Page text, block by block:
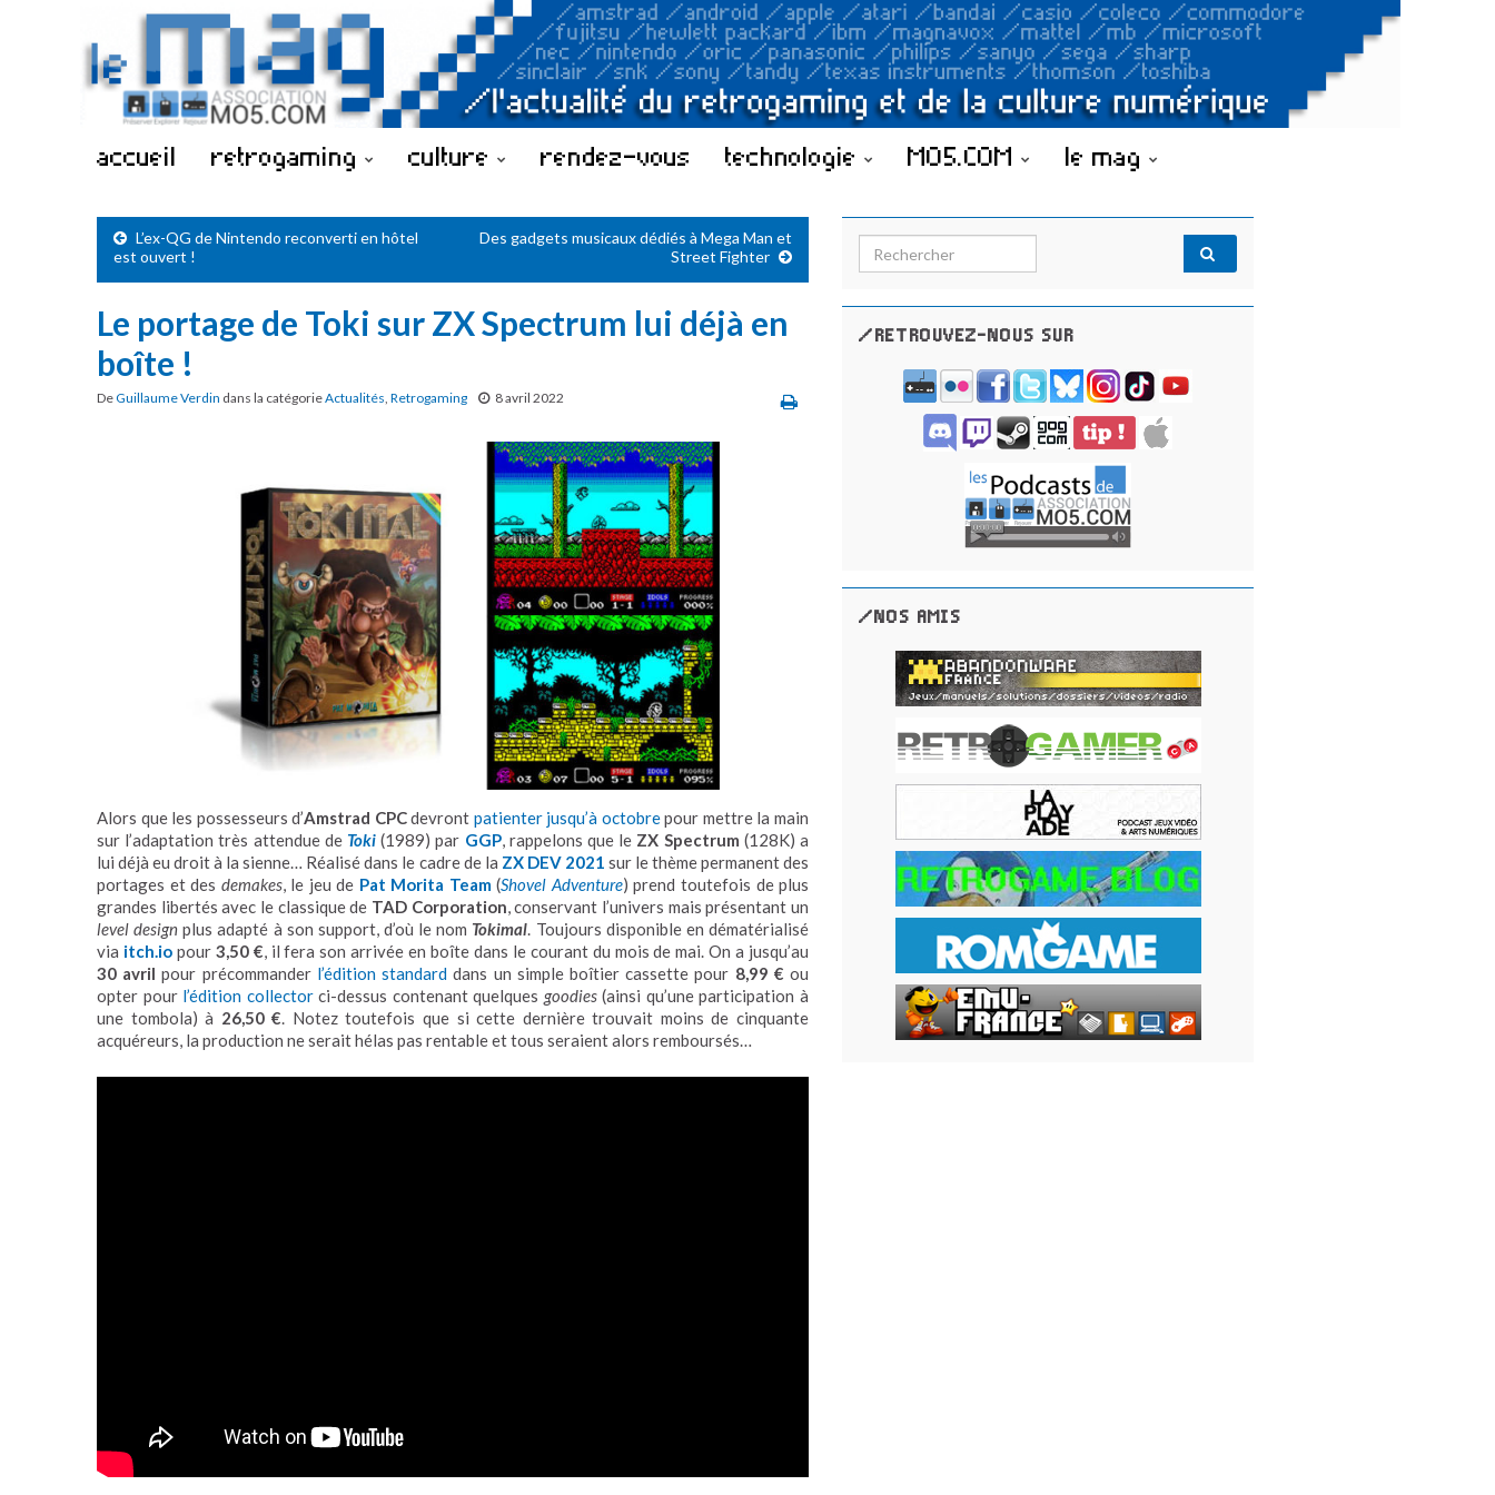
accueil retrogaming culture rendez-vous technologie MO5.COM le mag
L’ex-QG de Nintendo reconverti en hôtel
est ouvert !
Des gadgets musicaux dédiés à Mega Man et
Street Fighter
Le portage de Toki sur ZX Spectrum lui déjà en
boîte !
DeGuillaume Verdin dans la catégorieActualités, Retrogaming 8 avril 2022
Alors que les possesseurs d’Amstrad CPCdevront patienter jusqu’à octobrepour mettre la main
sur l’adaptation très attendue de Toki (1989) par GGP, rappelons que le ZX Spectrum (128K) a
lui déjà eu droit à la sienne… Réalisé dans le cadre de la ZX DEV 2021 sur le thème permanent des
portages et des demakes, le jeu de Pat Morita Team(Shovel Adventure) prend toutefois de plus
grandes libertés avec le classique de TAD Corporation, conservant l’univers mais présentant un
level design plus adapté à son support, d’où le nom Tokimal. Toujours disponible en dématérialisé
via itch.iopour 3,50 €, il fera son arrivée en boîte dans le courant du mois de mai. On a jusqu’au
30 avril pour précommander l’édition standard dans un simple boîtier cassette pour 8,99 € ou
opter pour l’édition collectorci-dessus contenant quelques goodies(ainsi qu’une participation à
une tombola) à 26,50 €. Notez toutefois que si cette dernière trouvait moins de cinquante
acquéreurs, la production ne serait hélas pas rentable et tous seraient alors remboursés…
Search for:
/RETROUVEZ-NOUS SUR
/NOS AMIS